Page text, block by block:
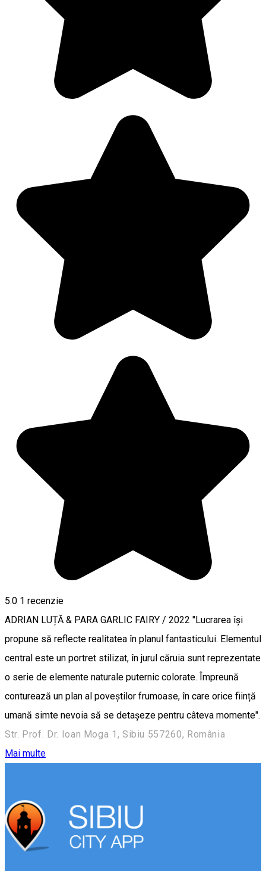
5.0 1 recenzie
ADRIAN LUȚĂ & PARA GARLIC FAIRY / 2022 "Lucrarea își
propune să reflecte realitatea în planul fantasticului. Elementul
central este un portret stilizat, în jurul căruia sunt reprezentate
o serie de elemente naturale puternic colorate. Împreună
conturează un plan al poveștilor frumoase, în care orice ființă
umană simte nevoia să se detașeze pentru câteva momente".
Str. Prof. Dr. Ioan Moga 1, Sibiu 557260, România
Mai multe